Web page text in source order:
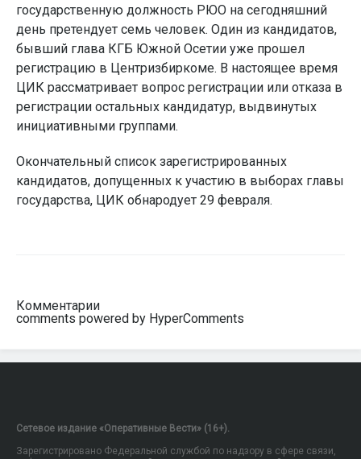
государственную должность РЮО на сегодняшний
день претендует семь человек. Один из кандидатов,
бывший глава КГБ Южной Осетии уже прошел
регистрацию в Центризбиркоме. В настоящее время
ЦИК рассматривает вопрос регистрации или отказа в
регистрации остальных кандидатур, выдвинутых
инициативными группами.
Окончательный список зарегистрированных
кандидатов, допущенных к участию в выборах главы
государства, ЦИК обнародует 29 февраля.
Комментарии
comments powered by HyperComments
Сетевое издание «Оперативные Вести» (16+).
Зарегистрировано Федеральной службой по надзору в сфере связи,